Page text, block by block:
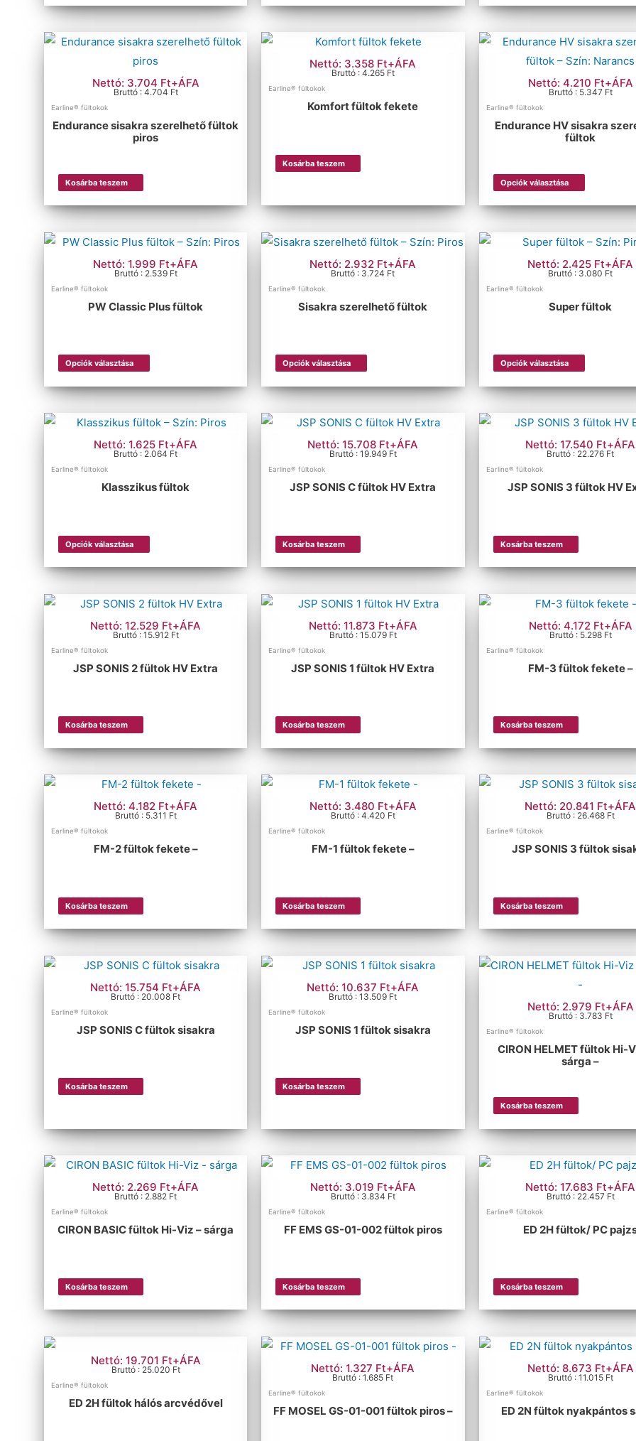
Nettó: 3.704 Ft+ÁFA
Bruttó : 4.704 Ft
Earline® fültokok
Endurance sisakra szerelhető fültok
piros
Kosárba teszem
Nettó: 3.358 Ft+ÁFA
Bruttó : 4.265 Ft
Earline® fültokok
Komfort fültok fekete
Kosárba teszem
Nettó: 4.210 Ft+ÁFA
Bruttó : 5.347 Ft
Earline® fültokok
Endurance HV sisakra
fültok
Opciók választása
Nettó: 1.999 Ft+ÁFA
Bruttó : 2.539 Ft
Earline® fültokok
PW Classic Plus fültok
Opciók választása
Nettó: 2.932 Ft+ÁFA
Bruttó : 3.724 Ft
Earline® fültokok
Sisakra szerelhető fültok
Opciók választása
Nettó: 2.425 Ft+ÁFA
Bruttó : 3.080 Ft
Earline® fültokok
Super fültok
Opciók választása
Nettó: 1.625 Ft+ÁFA
Bruttó : 2.064 Ft
Earline® fültokok
Klasszikus fültok
Opciók választása
Nettó: 15.708 Ft+ÁFA
Bruttó : 19.949 Ft
Earline® fültokok
JSP SONIS C fültok HV Extra
Kosárba teszem
Nettó: 17.540 Ft+ÁFA
Bruttó : 22.276 Ft
Earline® fültokok
JSP SONIS 3 fültok HV
Kosárba teszem
Nettó: 12.529 Ft+ÁFA
Bruttó : 15.912 Ft
Earline® fültokok
JSP SONIS 2 fültok HV Extra
Kosárba teszem
Nettó: 11.873 Ft+ÁFA
Bruttó : 15.079 Ft
Earline® fültokok
JSP SONIS 1 fültok HV Extra
Kosárba teszem
Nettó: 4.172 Ft+ÁFA
Bruttó : 5.298 Ft
Earline® fültokok
FM-3 fültok fekete –
Kosárba teszem
Nettó: 4.182 Ft+ÁFA
Bruttó : 5.311 Ft
Earline® fültokok
FM-2 fültok fekete –
Kosárba teszem
Nettó: 3.480 Ft+ÁFA
Bruttó : 4.420 Ft
Earline® fültokok
FM-1 fültok fekete –
Kosárba teszem
Nettó: 20.841 Ft+ÁFA
Bruttó : 26.468 Ft
Earline® fültokok
JSP SONIS 3 fültok
Kosárba teszem
Nettó: 15.754 Ft+ÁFA
Bruttó : 20.008 Ft
Earline® fültokok
JSP SONIS C fültok sisakra
Kosárba teszem
Nettó: 10.637 Ft+ÁFA
Bruttó : 13.509 Ft
Earline® fültokok
JSP SONIS 1 fültok sisakra
Kosárba teszem
Nettó: 2.979 Ft+ÁFA
Bruttó : 3.783 Ft
Earline® fültokok
CIRON HELMET fültok Hi-
sárga –
Kosárba teszem
Nettó: 2.269 Ft+ÁFA
Bruttó : 2.882 Ft
Earline® fültokok
CIRON BASIC fültok Hi-Viz – sárga
Kosárba teszem
Nettó: 3.019 Ft+ÁFA
Bruttó : 3.834 Ft
Earline® fültokok
FF EMS GS-01-002 fültok piros
Kosárba teszem
Nettó: 17.683 Ft+ÁFA
Bruttó : 22.457 Ft
Earline® fültokok
ED 2H fültok/ PC
Kosárba teszem
Nettó: 19.701 Ft+ÁFA
Bruttó : 25.020 Ft
Earline® fültokok
ED 2H fültok hálós arcvédővel
Nettó: 1.327 Ft+ÁFA
Bruttó : 1.685 Ft
Earline® fültokok
FF MOSEL GS-01-001 fültok piros –
Nettó: 8.673 Ft+ÁFA
Bruttó : 11.015 Ft
Earline® fültokok
ED 2N fültok nyakpántos